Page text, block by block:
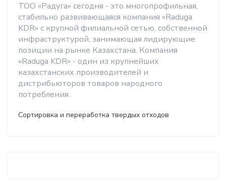
ТОО «Радуга» сегодня - это многопрофильная,
стабильно развивающаяся компания «Raduga
KDR» с крупной филиальной сетью, собственной
инфраструктурой, занимающая лидирующие
позиции на рынке Казахстана. Компания
«Raduga KDR» - один из крупнейших
казахстанских производителей и
дистрибьюторов товаров народного
потребления.
Сортировка и переработка твердых отходов